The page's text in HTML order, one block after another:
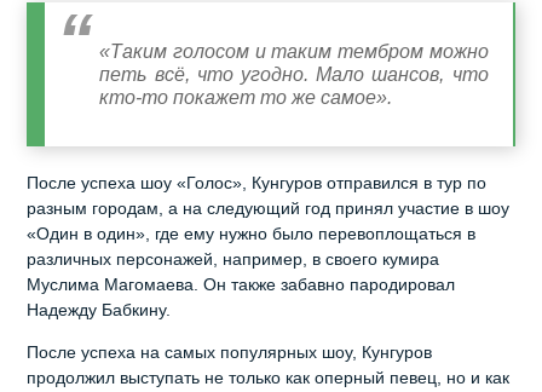
«Таким голосом и таким тембром можно
петь всё, что угодно. Мало шансов, что
кто-то покажет то же самое».
После успеха шоу «Голос», Кунгуров отправился в тур по
разным городам, а на следующий год принял участие в шоу
«Один в один», где ему нужно было перевоплощаться в
различных персонажей, например, в своего кумира
Муслима Магомаева. Он также забавно пародировал
Надежду Бабкину.
После успеха на самых популярных шоу, Кунгуров
продолжил выступать не только как оперный певец, но и как